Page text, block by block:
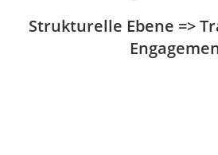
Strukturelle Ebene =>